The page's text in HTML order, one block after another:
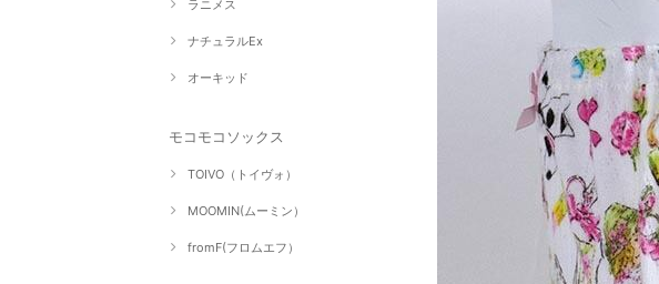
ラニメス
ナチュラルEx
オーキッド
モコモコソックス
TOIVO（トイヴォ）
MOOMIN(ムーミン）
fromF(フロムエフ）